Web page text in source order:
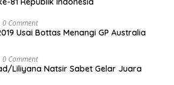
0 Comment
Usai Bottas Menangi GP Australia
0 Comment
Liliyana Natsir Sabet Gelar Juara